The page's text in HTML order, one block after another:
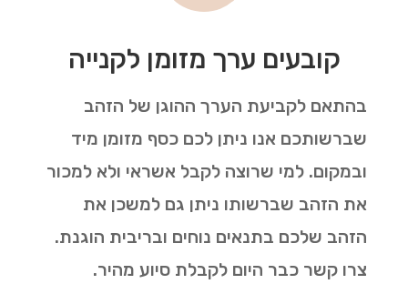
קובעים ערך מזומן לקנייה
בהתאם לקביעת הערך ההוגן של הזהב
שברשותכם אנו ניתן לכם כסף מזומן מיד
ובמקום. למי שרוצה לקבל אשראי ולא למכור
את הזהב שברשותו ניתן גם למשכן את
הזהב שלכם בתנאים נוחים ובריבית הוגנת.
צרו קשר כבר היום לקבלת סיוע מהיר.